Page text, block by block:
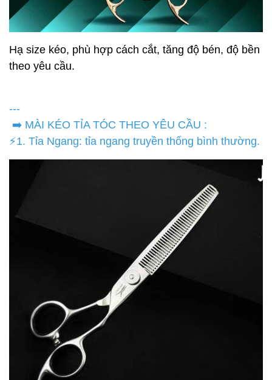
Hạ size kéo, phù hợp cách cắt, tăng độ bén, độ bền
theo yêu cầu.
---
➡️ MÀI KÉO TỈA TÓC THEO YÊU CẦU :
⚡1. Tỉa Ngang: tỉa ngang truyền thống bình thường.